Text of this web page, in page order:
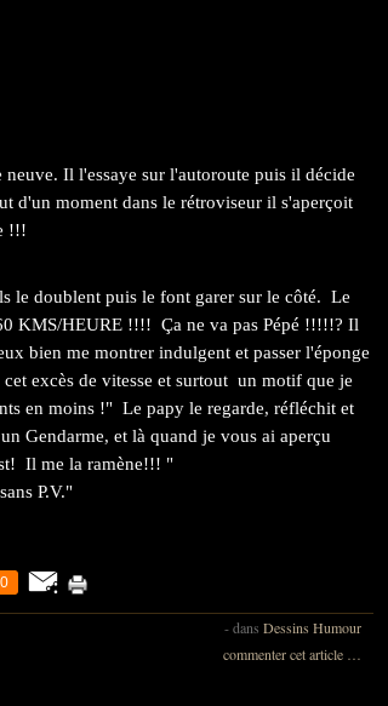
Il l'essaye sur l'autoroute puis il décide
d'un moment dans le rétroviseur il s'aperçoit
!!!
le doublent puis le font garer sur le côté. Le
KMS/HEURE !!!! Ça ne va pas Pépé !!!!!? Il
bien me montrer indulgent et passer l'éponge
excès de vitesse et surtout un motif que je
en moins !" Le papy le regarde, réfléchit et
Gendarme, et là quand je vous ai aperçu
Il me la ramène!!! "
P.V."
0
-dans Dessins Humour
commenter cet article